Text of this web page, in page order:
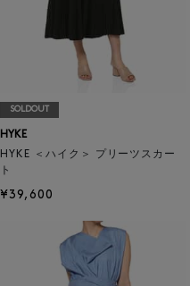
SOLDOUT
HYKE
HYKE ＜ハイク＞ プリーツスカー
ト
¥39,600